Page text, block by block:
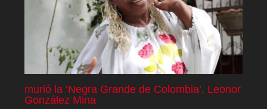
murió la ‘Negra Grande de Colombia’, Leonor
González Mina